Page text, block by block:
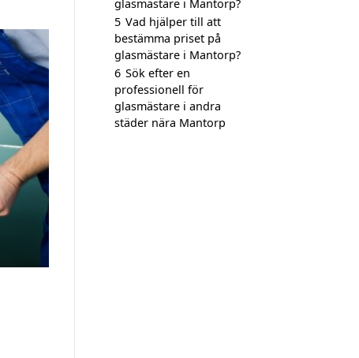
glasmästare i Mantorp?
5 Vad hjälper till att
bestämma priset på
glasmästare i Mantorp?
6 Sök efter en
professionell för
glasmästare i andra
städer nära Mantorp